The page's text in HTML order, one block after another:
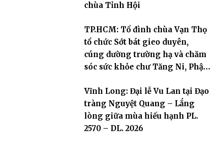
chùa Tỉnh Hội
TP.HCM: Tổ đình chùa Vạn Thọ
tổ chức Sớt bát gieo duyên,
cúng dường trường hạ và chăm
sóc sức khỏe chư Tăng Ni, Phật
Vĩnh Long: Đại lễ Vu Lan tại Đạo
tràng Nguyệt Quang – Lắng
lòng giữa mùa hiếu hạnh PL.
2570 – DL. 2026